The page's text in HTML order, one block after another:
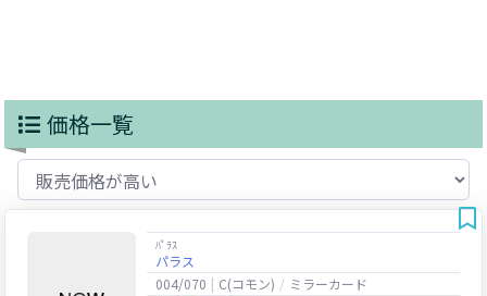
価格一覧
ﾊﾟﾗｽ
パラス
004/070
C(コモン)
ミラーカード